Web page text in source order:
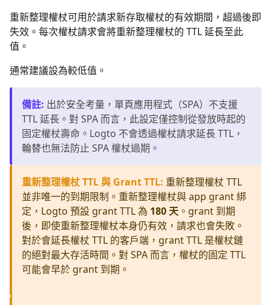
重新整理權杖可用於請求新存取權杖的有效期間，超過後即
失效。每次權杖請求會將重新整理權杖的 TTL 延長至此
值。
通常建議設為較低值。
備註: 出於安全考量，單頁應用程式（SPA）不支援
TTL 延長。對 SPA 而言，此設定僅控制從發放時起的
固定權杖壽命。Logto 不會透過權杖請求延長 TTL，
輪替也無法防止 SPA 權杖過期。
重新整理權杖 TTL 與 Grant TTL: 重新整理權杖 TTL
並非唯一的到期限制。重新整理權杖與 app grant 綁
定，Logto 預設 grant TTL 為 180 天 。grant 到期
後，即使重新整理權杖本身仍有效，請求也會失敗。
對於會延長權杖 TTL 的客戶端，grant TTL 是權杖鏈
的絕對最大存活時間。對 SPA 而言，權杖的固定 TTL
可能會早於 grant 到期。